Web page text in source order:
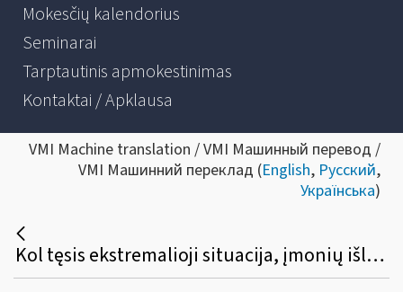
Mokesčių kalendorius
Seminarai
Tarptautinis apmokestinimas
Kontaktai / Apklausa
VMI Machine translation / VMI Машинный перевод /
VMI Машинний переклад (English, Русский,
Українська)
Kol tęsis ekstremalioji situacija, įmonių išlaidos darbuotojų maitinimui ir pavežėjimui į darbą – leidžiami atskaitymai